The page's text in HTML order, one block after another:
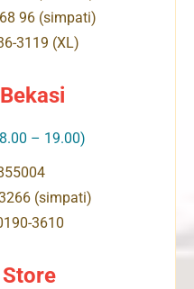
96 (simpati)
3119 (XL)
– 19.00)
(simpati)
3610